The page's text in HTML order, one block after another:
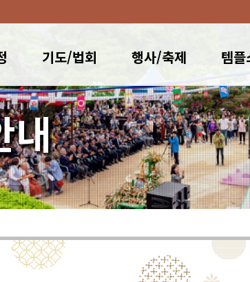
기도/법회 행사/축제 템플
내